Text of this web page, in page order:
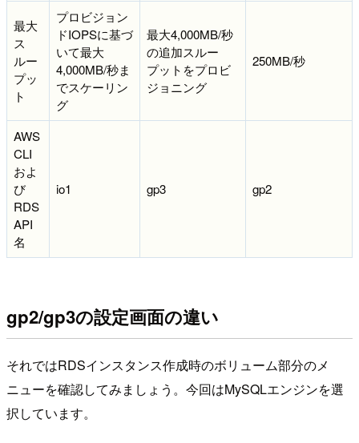
最大
ス
ルー
プッ
ト
プロビジョン
ドIOPSに基づ
いて最大
4,000MB/秒ま
でスケーリン
グ
最大4,000MB/秒
の追加スルー
プットをプロビ
ジョニング
250MB/秒
AWS
CLI
およ
び
RDS
API
名
io1 gp3 gp2
gp2/gp3の設定画面の違い
それではRDSインスタンス作成時のボリューム部分のメ
ニューを確認してみましょう。今回はMySQLエンジンを選
択しています。